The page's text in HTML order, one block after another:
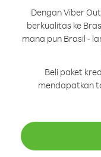
Dengan Viber
berkualitas ke
mana pun Brasil -
Beli paket
mendapatkan